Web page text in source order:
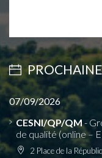
07/09/2026
CESNI/QP/QM-
de qualité (online –
2 Place de la